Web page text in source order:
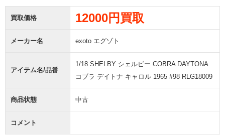
買取価格 12000円買取
メーカー名 exoto エグゾト
アイテム名/品番
1/18 SHELBY シェルビー COBRA DAYTONA
コブラ デイトナ キャロル 1965 #98 RLG18009
商品状態 中古
コメント